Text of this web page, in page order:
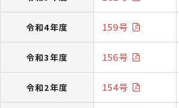
令和4年度 159号
令和3年度 156号
令和2年度 154号